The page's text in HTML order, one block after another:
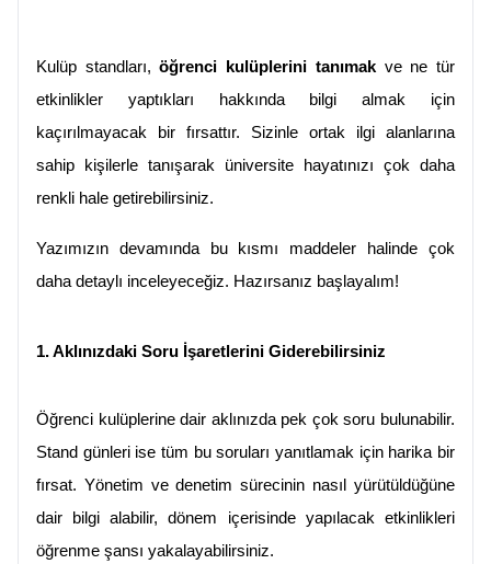
Kulüp standları, öğrenci kulüplerini tanımak ve ne tür
etkinlikler yaptıkları hakkında bilgi almak için
kaçırılmayacak bir fırsattır. Sizinle ortak ilgi alanlarına
sahip kişilerle tanışarak üniversite hayatınızı çok daha
renkli hale getirebilirsiniz.
Yazımızın devamında bu kısmı maddeler halinde çok
daha detaylı inceleyeceğiz. Hazırsanız başlayalım!
1. Aklınızdaki Soru İşaretlerini Giderebilirsiniz
Öğrenci kulüplerine dair aklınızda pek çok soru bulunabilir.
Stand günleri ise tüm bu soruları yanıtlamak için harika bir
fırsat. Yönetim ve denetim sürecinin nasıl yürütüldüğüne
dair bilgi alabilir, dönem içerisinde yapılacak etkinlikleri
öğrenme şansı yakalayabilirsiniz.